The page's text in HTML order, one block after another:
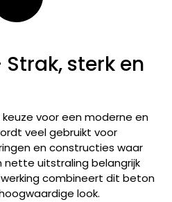
sterk en
voor een moderne en
veel gebruikt voor
en constructies waar
nette uitstraling belangrijk
combineert dit beton
look.